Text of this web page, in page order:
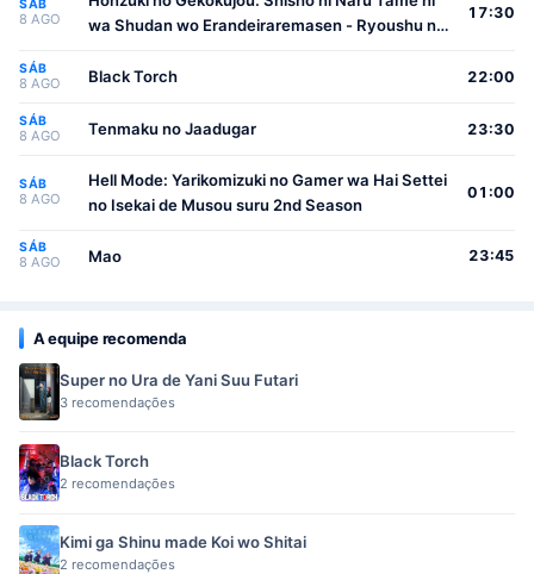
SÁB
8 AGO
wa Shudan wo Erandeiraremasen - Ryoushu no
17:30
SÁB
8 AGO Black Torch 22:00
SÁB
8 AGO Tenmaku no Jaadugar 23:30
SÁB
8 AGO
Hell Mode: Yarikomizuki no Gamer wa Hai Settei
no Isekai de Musou suru 2nd Season
01:00
SÁB
8 AGO Mao 23:45
A equipe recomenda
Super no Ura de Yani Suu Futari
3 recomendações
Black Torch
2 recomendações
Kimi ga Shinu made Koi wo Shitai
2 recomendações